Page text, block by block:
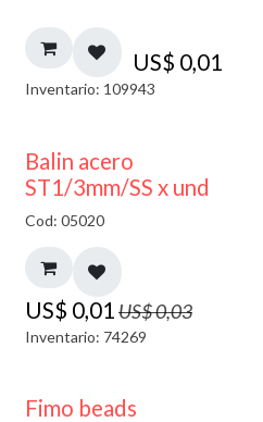
US$ 0,01
Inventario: 109943
50% DESCUENTO
Balin acero
ST1/3mm/SS x und
Cod: 05020
US$ 0,01US$0,03
Inventario: 74269
Fimo beads